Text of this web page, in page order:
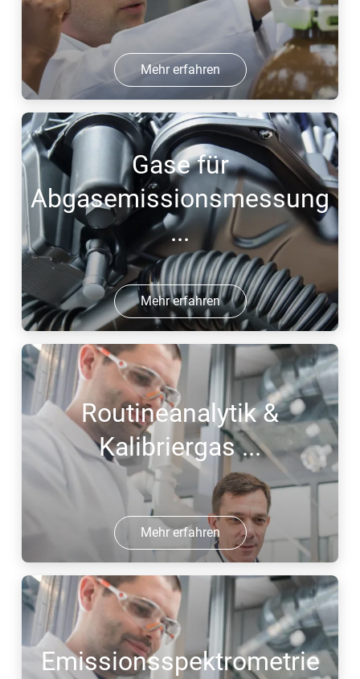
Mehr erfahren
Gase für
Abgasemissionsmessung
...
Mehr erfahren
Routineanalytik &
Kalibriergas ...
Mehr erfahren
Emissionsspektrometrie